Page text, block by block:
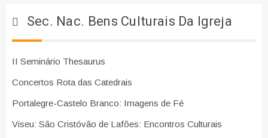
Sec. Nac. Bens Culturais Da Igreja
II Seminário Thesaurus
Concertos Rota das Catedrais
Portalegre-Castelo Branco: Imagens de Fé
Viseu: São Cristóvão de Lafões: Encontros Culturais